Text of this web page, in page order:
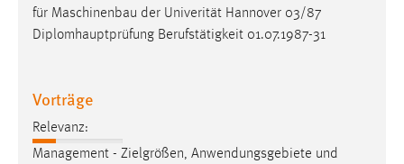
für Maschinenbau der Univerität Hannover 03/87
Diplomhauptprüfung Berufstätigkeit 01.07.1987-31
Vorträge
Relevanz:
Management - Zielgrößen, Anwendungsgebiete und